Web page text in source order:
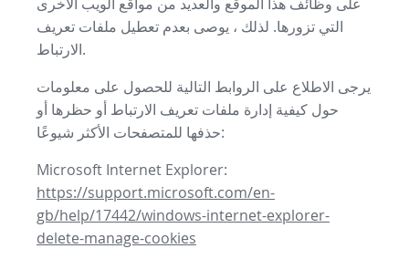
التي تزورها. لذلك ، يوصى بعدم تعطيل ملفات تعريف
الارتباط.
يرجى الاطلاع على الروابط التالية للحصول على معلومات
حول كيفية إدارة ملفات تعريف الارتباط أو حظرها أو
حذفها للمتصفحات الأكثر شيوعًا:
Microsoft Internet Explorer:
https://support.microsoft.com/en-
gb/help/17442/windows-internet-explorer-
delete-manage-cookies